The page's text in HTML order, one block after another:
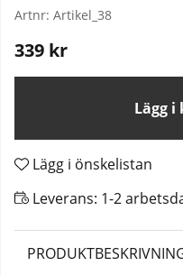
Artnr: Artikel_38
339 kr
Lägg i
Lägg i önskelistan
Leverans: 1-2